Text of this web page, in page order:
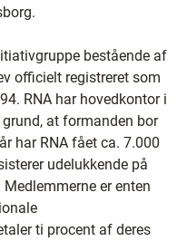
bestående af
officielt registreret som
RNA har hovedkontor i
at formanden bor
har RNA fået ca. 7.000
udelukkende på
er enten
ti procent af deres